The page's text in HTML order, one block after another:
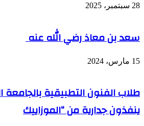
28 سبتمبر، 2025
سعد بن معاذ رضي الله عنه
15 مارس، 2024
طلاب الفنون التطبيقية بالجامعة
ينفذون جدارية من “الموزاييك